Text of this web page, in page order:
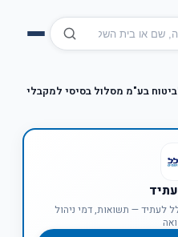
בע"מ מסלול בסיסי למקבלי
לעתיד — תשואות, דמי ניהול